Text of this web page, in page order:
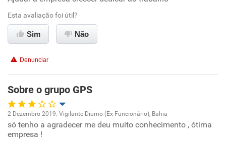
Ambiente de trabalho
Benefícios
Recomenda esta empresa
Esta avaliação foi útil?
Sim Não
Denunciar
Sobre o grupo GPS
Oportunidade de promoção
2 Dezembro 2019. Vigilante Diurno (Ex-Funcionário), Bahia
só tenho a agradecer me deu muito conhecimento , ótima
empresa !